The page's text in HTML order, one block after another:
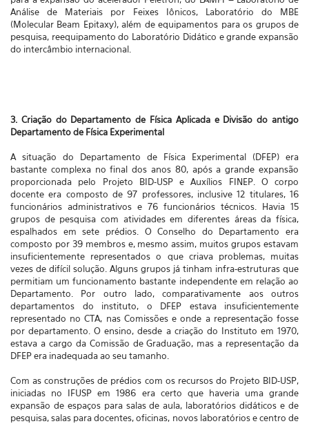
Análise de Materiais por Feixes Iônicos, Laboratório do MBE
(Molecular Beam Epitaxy), além de equipamentos para os grupos de
pesquisa, reequipamento do Laboratório Didático e grande expansão
do intercâmbio internacional.
3. Criação do Departamento de Física Aplicada e Divisão do antigo
Departamento de Física Experimental
A situação do Departamento de Física Experimental (DFEP) era
bastante complexa no final dos anos 80, após a grande expansão
proporcionada pelo Projeto BID-USP e Auxílios FINEP. O corpo
docente era composto de 97 professores, inclusive 12 titulares, 16
funcionários administrativos e 76 funcionários técnicos. Havia 15
grupos de pesquisa com atividades em diferentes áreas da física,
espalhados em sete prédios. O Conselho do Departamento era
composto por 39 membros e, mesmo assim, muitos grupos estavam
insuficientemente representados o que criava problemas, muitas
vezes de difícil solução. Alguns grupos já tinham infra-estruturas que
permitiam um funcionamento bastante independente em relação ao
Departamento. Por outro lado, comparativamente aos outros
departamentos do instituto, o DFEP estava insuficientemente
representado no CTA, nas Comissões e onde a representação fosse
por departamento. O ensino, desde a criação do Instituto em 1970,
estava a cargo da Comissão de Graduação, mas a representação da
DFEP era inadequada ao seu tamanho.
Com as construções de prédios com os recursos do Projeto BID-USP,
iniciadas no IFUSP em 1986 era certo que haveria uma grande
expansão de espaços para salas de aula, laboratórios didáticos e de
pesquisa, salas para docentes, oficinas, novos laboratórios e centro de